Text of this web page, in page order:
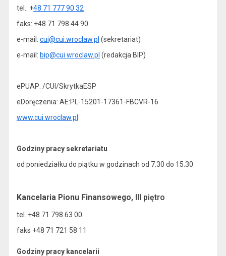
tel.: +48 71 777 90 32
faks: +48 71 798 44 90
e-mail: cui@cui.wroclaw.pl (sekretariat)
e-mail: bip@cui.wroclaw.pl (redakcja BIP)
ePUAP: /CUI/SkrytkaESP
eDoręczenia: AE:PL-15201-17361-FBCVR-16
www.cui.wroclaw.pl
Godziny pracy sekretariatu
od poniedziałku do piątku w godzinach od 7.30 do 15.30
Kancelaria Pionu Finansowego, III piętro
tel. +48 71 798 63 00
faks +48 71 721 58 11
Godziny pracy kancelarii